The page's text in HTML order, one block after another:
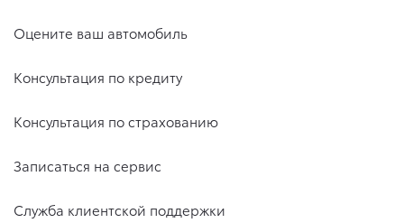
Оцените ваш автомобиль
Консультация по кредиту
Консультация по страхованию
Записаться на сервис
Служба клиентской поддержки